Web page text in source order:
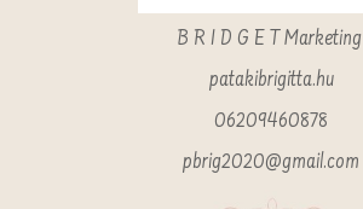
B R I D G E T Marketing
patakibrigitta.hu
06209460878
pbrig2020@gmail.com